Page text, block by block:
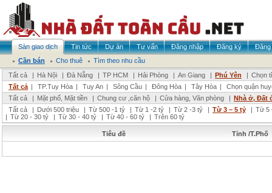
Sàn giao dịch Tin tức Dự án Tư vấn Đăng nhập Đăng ký
Đăng
Cần bán
Cho thuê
Tìm theo nhu cầu
Tất cả
| Hà Nội | Đà Nẵng | TP HCM | Hải Phòng | An Giang | Phú Yên | Chọn
Tất cả | TP.Tuy Hòa | Tuy An | Sông Cầu | Đông Hòa | Tây Hòa |
Chọn quận
Tất cả
| Mặt phố, Mặt tiền | Chung cư ,căn hộ | Cửa hàng, Văn phòng | Nhà ở, Đất
Tất cả
| Dưới 500 triệu | Từ 500 -1 tỷ | Từ 1 -2 tỷ | Từ 2 -3 tỷ | Từ 3 – 5 tỷ | Từ 5
| Từ 20 - 30 tỷ | Từ 30 - 40 tỷ | Từ 40 - 60 tỷ | Trên 60 tỷ
Tiêu đề Tỉnh /T.Phố